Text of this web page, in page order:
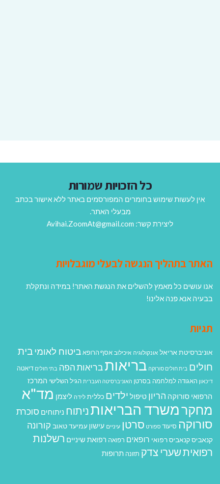
כל הזכויות שמורות
אין לעשות שימוש בחומרים המפורסמים באתר ללא אישור בכתב
מבעלי האתר.
ליצירת קשר: Avihai.ZoomAt@gmail.com
האתר בתהליך הנגשה לבעלי מוגבלויות
אנו עושים כל מאמץ להשלים את הנגשת האתר! במידה ונתקלת
בבעיה אנא פנה אלינו!
תגיות
אוניברסיטת אריאל אונקולוגיה איכילוב אסף הרופא ביטוח לאומי בית
חולים בית חולים סורוקה בריאות בריאות הפה בתי חולים דיאטה
דיכאון האגודה למלחמה בסרטן האוניברסיטה העברית הגיל השלישי המרכז
הרפואי סורוקה הריון טיפול ילדים כללית לידה ליצמן מד"א
מחקרמשרד הבריאות ניתוח ניתוחים סוכרת
סורוקה סיעוד ספורט סרטן עיניים עישון עמיעד טאוב קורונה
קנאביסקנאביס רפואי רופאים רפואה רפואת שיניים רשלנות
רפואיתשערי צדק תזונה תרופות